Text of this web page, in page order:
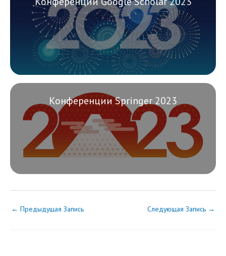
Конференции Springer 2023
← Предыдущая Запись Следующая Запись →